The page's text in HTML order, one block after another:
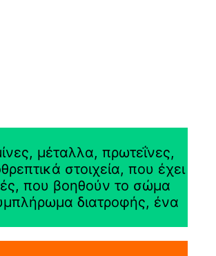
μέταλλα, πρωτεΐνες,
στοιχεία, που έχει
που βοηθούν το σώμα
διατροφής, ένα